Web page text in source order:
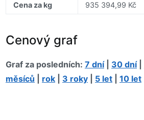
Cena za kg 935 394,99 Kč
Cenový graf
Graf za posledních: 7 dní| 30 dní|
měsíců
rok 3 roky 5 let 10 let